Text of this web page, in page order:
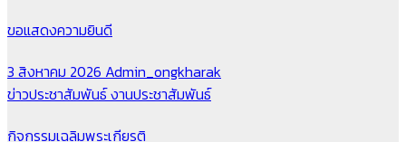
ขอแสดงความยินดี
3 สิงหาคม 2026 Admin_ongkharak
ข่าวประชาสัมพันธ์งานประชาสัมพันธ์
กิจกรรมเฉลิมพระเกียรติ